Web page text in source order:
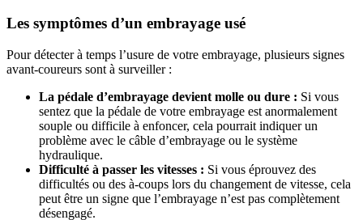
Les symptômes d’un embrayage usé
Pour détecter à temps l’usure de votre embrayage, plusieurs signes
avant-coureurs sont à surveiller :
La pédale d’embrayage devient molle ou dure : Si vous
sentez que la pédale de votre embrayage est anormalement
souple ou difficile à enfoncer, cela pourrait indiquer un
problème avec le câble d’embrayage ou le système
hydraulique.
Difficulté à passer les vitesses : Si vous éprouvez des
difficultés ou des à-coups lors du changement de vitesse, cela
peut être un signe que l’embrayage n’est pas complètement
désengagé.